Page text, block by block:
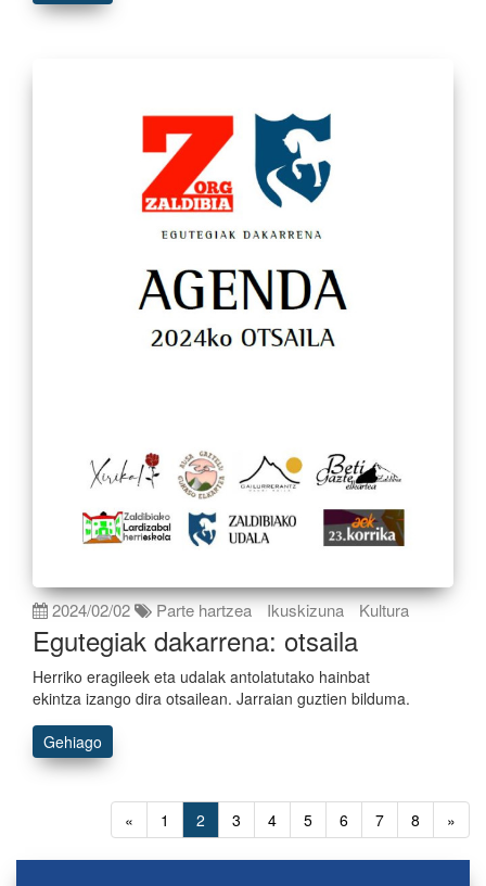
2024/02/02 Parte hartzea Ikuskizuna Kultura
Egutegiak dakarrena: otsaila
Herriko eragileek eta udalak antolatutako hainbat
ekintza izango dira otsailean. Jarraian guztien bilduma.
Gehiago
« 1 2 3 4 5 6 7 8 »